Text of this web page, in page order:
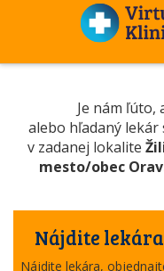
Je nám ľúto,
alebo hľadaný lekár
v zadanej lokalite
mesto/obec
Nájdite
Nájdite lekára,